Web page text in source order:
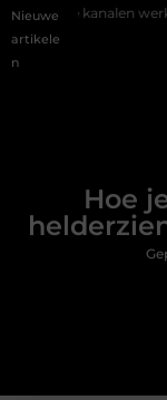
Nieuwe
artikele
n
kanalen werken het
Hoe